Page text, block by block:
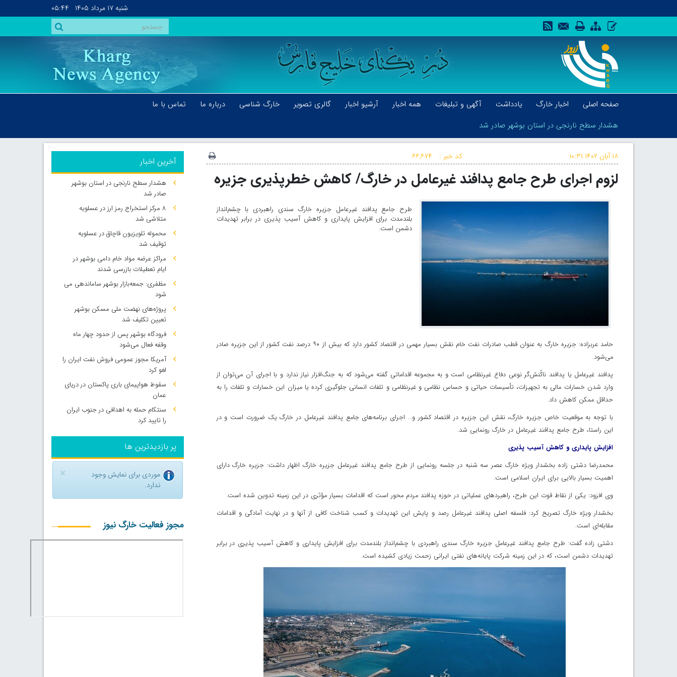
شنبه ۱۷ مرداد ۱۴۰۵ ۰۵:۴۴
صفحه اصلی اخبار خارگ یادداشت آگهی و تبلیغات همه اخبار آرشیو اخبار گالری تصویر خارگ شناسی درباره ما
تماس با ما
هشدار سطح نارنجی در استان بوشهر صادر شد
هشدار سطح نارنجی در استان بوشهر صادر شد
کد خبر : ۶۶,۶۷۴ ۱۸ آبان ۱۴۰۲ ۱۰:۳۱
لزوم اجرای طرح جامع پدافند غیرعامل در خارگ/ کاهش خطرپذیری جزیره
طرح جامع پدافند غیرعامل جزیره خارگ سندی راهبردی با چشم‌انداز
بلندمدت برای افزایش پایداری و کاهش آسیب پذیری در برابر تهدیدات
دشمن است.
حامد عربزاده: جزیره خارگ به عنوان قطب صادرات نفت خام نقش بسیار مهمی در اقتصاد کشور دارد که بیش از ۹۰ درصد نفت کشور از این جزیره صادر
می‌شود.
پدافند غیرعامل یا پدافند ناکُنش‌گر نوعی دفاع غیرنظامی است و به مجموعه اقداماتی گفته می‌شود که به جنگ‌افزار نیاز ندارد و با اجرای آن می‌توان از
وارد شدن خسارات مالی به تجهیزات، تأسیسات حیاتی و حساس نظامی و غیرنظامی و تلفات انسانی جلوگیری کرده یا میزان این خسارات و تلفات را به
حداقل ممکن کاهش داد.
با توجه به موقعیت خاص جزیره خارگ، نقش این جزیره در اقتصاد کشور و… اجرای برنامه‌های جامع پدافند غیرعامل در خارگ یک ضرورت است و در
این راستا، طرح جامع پدافند غیرعامل در خارگ رونمایی شد.
افزایش پایداری و کاهش آسیب پذیری
محمدرضا دشتی زاده بخشدار ویژه خارگ عصر سه شنبه در جلسه رونمایی از طرح جامع پدافند غیرعامل جزیره خارگ اظهار داشت: جزیره خارگ دارای
اهمیت بسیار بالایی برای ایران اسلامی است.
وی افزود: یکی از نقاط قوت این طرح، راهبردهای عملیاتی در حوزه پدافند مردم محور است که اقدامات بسیار مؤثری در این زمینه تدوین شده است.
بخشدار ویژه خارگ تصریح کرد: فلسفه اصلی پدافند غیرعامل رصد و پایش این تهدیدات و کسب شناخت کافی از آنها و در نهایت آمادگی و اقدامات
مقابله‌ای است.
دشتی زاده گفت: طرح جامع پدافند غیرعامل جزیره خارگ سندی راهبردی با چشم‌انداز بلندمدت برای افزایش پایداری و کاهش آسیب پذیری در برابر
تهدیدات دشمن است، که در این زمینه شرکت پایانه‌های نفتی ایرانی زحمت زیادی کشیده است.
آخرین اخبار
هشدار سطح نارنجی در استان بوشهر
صادر شد
۸ مرکز استخراج رمز ارز در عسلویه
متلاشی شد
محموله تلویزیون قاچاق در عسلویه
توقیف شد
مراکز عرضه مواد خام دامی بوشهر در
ایام تعطیلات بازرسی شدند
مظفری: جمعه‌بازار بوشهر ساماندهی می‌
شود
پروژه‌های نهضت ملی مسکن بوشهر
تعیین تکلیف شد
فرودگاه بوشهر پس از حدود چهار ماه
وقفه فعال می‌شود
آمریکا مجوز عمومی فروش نفت ایران را
لغو کرد
سقوط هواپیمای باری پاکستان در دریای
عمان
سنتکام حمله به اهدافی در جنوب ایران
را تایید کرد
پر بازدیدترین ها
×
موردی برای نمایش وجود
ندارد.
مجوز فعالیت خارگ نیوز